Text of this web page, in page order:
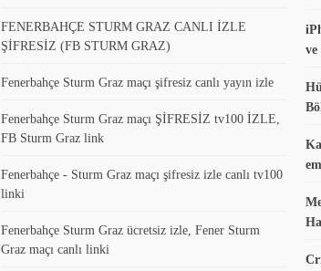
FENERBAHÇE STURM GRAZ CANLI İZLE
ŞİFRESİZ (FB STURM GRAZ)
Fenerbahçe Sturm Graz maçı şifresiz canlı yayın izle
Fenerbahçe Sturm Graz maçı ŞİFRESİZ tv100 İZLE,
FB Sturm Graz link
Fenerbahçe - Sturm Graz maçı şifresiz izle canlı tv100
linki
Fenerbahçe Sturm Graz ücretsiz izle, Fener Sturm
Graz maçı canlı linki
ve